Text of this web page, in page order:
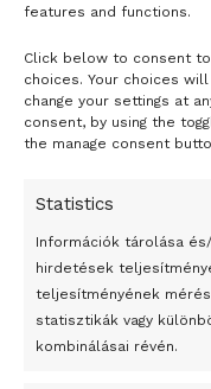
features and functions.
Click below to consent
choices. Your choices
change your settings at
consent, by using the
the manage consent
Statistics
Információk tárolása
hirdetések
teljesítményének
statisztikák vagy
kombinálásai révén.